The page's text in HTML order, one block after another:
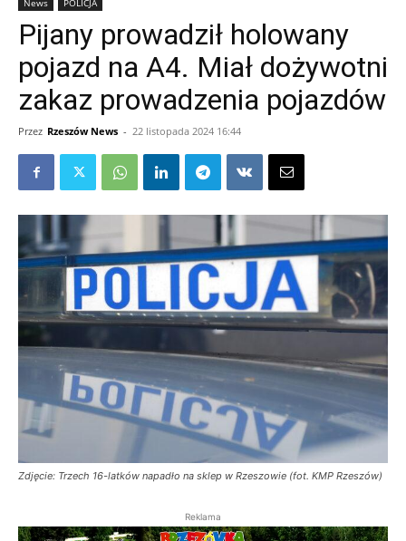
News POLICJA
Pijany prowadził holowany
pojazd na A4. Miał dożywotni
zakaz prowadzenia pojazdów
Przez Rzeszów News - 22 listopada 2024 16:44
Zdjęcie: Trzech 16-latków napadło na sklep w Rzeszowie (fot. KMP Rzeszów)
Reklama